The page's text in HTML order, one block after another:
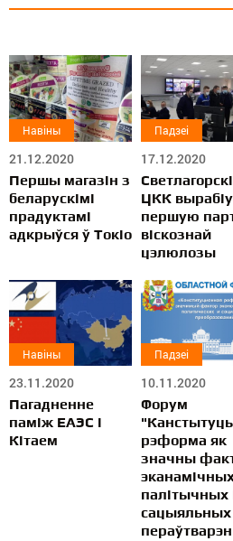
Навіны
21.12.2020
Першы магазін з
беларускімі
прадуктамі
адкрыўся ў Токіо
Падзеі
17.12.2020
Светлагорскі
ЦКК вырабіу
першую
віскознай
цэлюлозы
Навіны
23.11.2020
Пагадненне
паміж ЕАЭС і
Кітаем
Падзеі
10.11.2020
Форум
рэформа як
значны
палітычных
сацыяльных